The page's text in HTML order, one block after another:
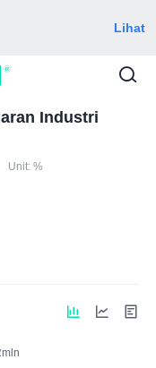
Lihat
Industri
Unit: %